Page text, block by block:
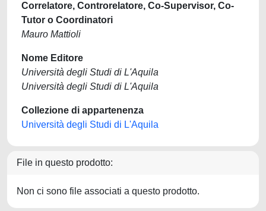
Correlatore, Controrelatore, Co-Supervisor, Co-
Tutor o Coordinatori
Mauro Mattioli
Nome Editore
Università degli Studi di L'Aquila
Università degli Studi di L'Aquila
Collezione di appartenenza
Università degli Studi di L'Aquila
File in questo prodotto:
Non ci sono file associati a questo prodotto.